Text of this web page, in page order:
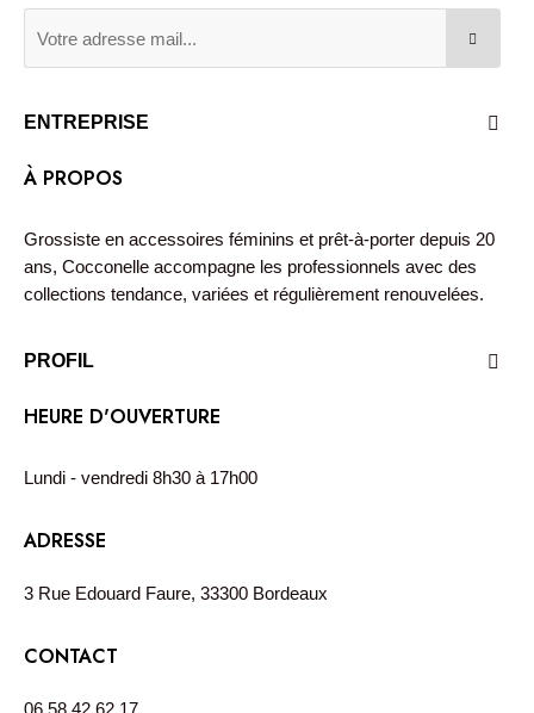
ENTREPRISE 
À PROPOS
Grossiste en accessoires féminins et prêt-à-porter depuis 20
ans, Cocconelle accompagne les professionnels avec des
collections tendance, variées et régulièrement renouvelées.
PROFIL 
HEURE D'OUVERTURE
Lundi - vendredi 8h30 à 17h00
ADRESSE
3 Rue Edouard Faure, 33300 Bordeaux
CONTACT
06 58 42 62 17